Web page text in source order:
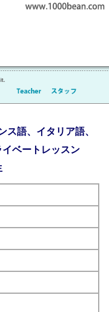
ス語、イタリア語、
ベートレッスン